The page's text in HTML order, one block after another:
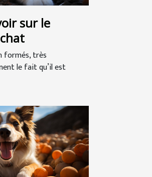
sur le
formés, très
le fait qu’il est